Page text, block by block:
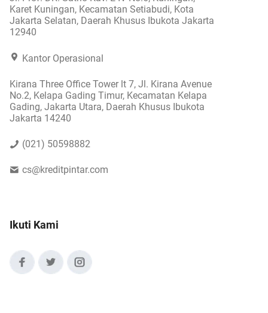
Karet Kuningan, Kecamatan Setiabudi, Kota
Jakarta Selatan, Daerah Khusus Ibukota Jakarta
12940
Kantor Operasional
Kirana Three Office Tower lt 7, Jl. Kirana Avenue
No.2, Kelapa Gading Timur, Kecamatan Kelapa
Gading, Jakarta Utara, Daerah Khusus Ibukota
Jakarta 14240
(021) 50598882
cs@kreditpintar.com
Ikuti Kami